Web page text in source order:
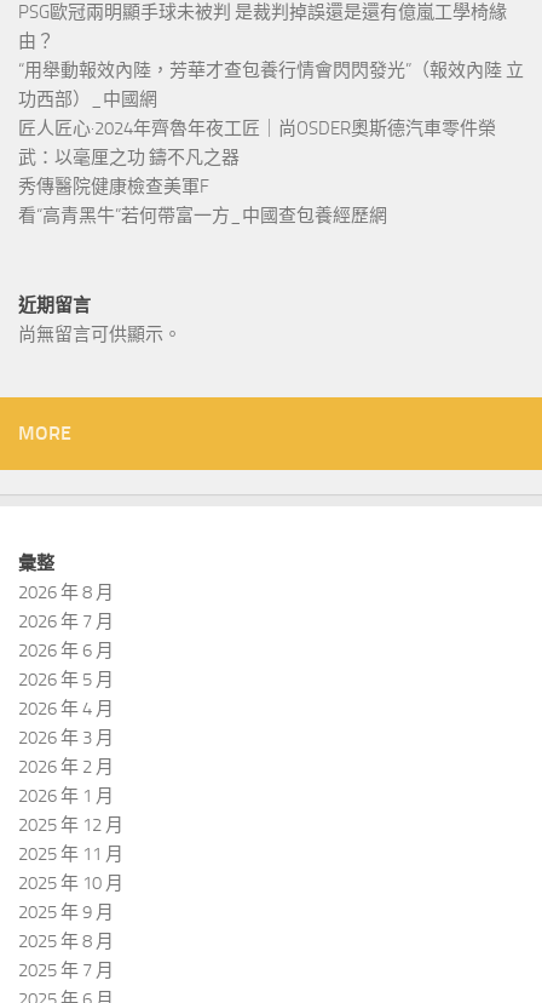
PSG歐冠兩明顯手球未被判 是裁判掉誤還是還有億嵐工學椅緣
由？
“用舉動報效內陸，芳華才查包養行情會閃閃發光”（報效內陸 立
功西部）_中國網
匠人匠心·2024年齊魯年夜工匠｜尚OSDER奧斯德汽車零件榮
武：以毫厘之功 鑄不凡之器
秀傳醫院健康檢查美軍F
看“高青黑牛”若何帶富一方_中國查包養經歷網
近期留言
尚無留言可供顯示。
MORE
彙整
2026 年 8 月
2026 年 7 月
2026 年 6 月
2026 年 5 月
2026 年 4 月
2026 年 3 月
2026 年 2 月
2026 年 1 月
2025 年 12 月
2025 年 11 月
2025 年 10 月
2025 年 9 月
2025 年 8 月
2025 年 7 月